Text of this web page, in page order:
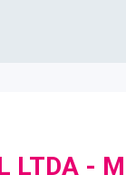
LTDA -